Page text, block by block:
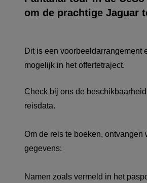
om de prachtige Jaguar
Dit is een voorbeeldarrangement
mogelijk in het offertetraject.
Check bij ons de
reisdata.
Om de reis te boeken, ontvangen
gegevens:
Namen zoals vermeld in het